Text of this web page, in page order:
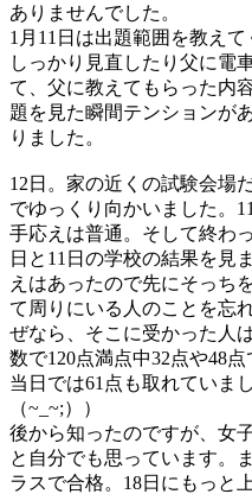
ありませんでした。
1月11日は出題範囲を教え
しっかり見直したり父に電
て、父に教えてもらった内
題を見た瞬間テンションが
りました。
12日。家の近くの試験会場
でゆっくり向かいました。
手応えは普通。そして終わ
日と11日の学校の結果を見
えはあったので先にそっち
て周りにいる人のことを忘
ぜなら、そこに受かった人
数で120点満点中32点や48
当日では61点も取れていま
（~_~;））
後から知ったのですが、女
と自分でも思っています。
ラスで合格。18日にもっと